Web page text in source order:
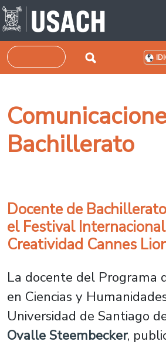
Pasar al contenido principal
Buscar
Bachillerato
Docente de
el Festival
Creatividad Cannes
La docente del Programa
en Ciencias y
Universidad de Santiago
Ovalle Steembecker,